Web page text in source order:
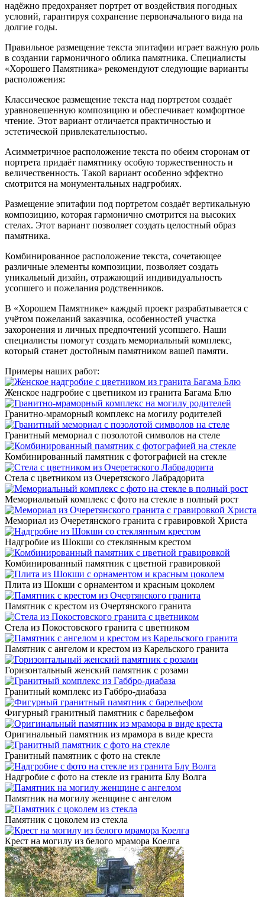
надёжно предохраняет портрет от воздействия погодных
условий, гарантируя сохранение первоначального вида на
долгие годы.
Правильное размещение текста эпитафии играет важную роль
в создании гармоничного облика памятника. Специалисты
«Хорошего Памятника» рекомендуют следующие варианты
расположения:
Классическое размещение текста над портретом создаёт
уравновешенную композицию и обеспечивает комфортное
чтение. Этот вариант отличается практичностью и
эстетической привлекательностью.
Асимметричное расположение текста по обеим сторонам от
портрета придаёт памятнику особую торжественность и
величественность. Такой вариант особенно эффектно
смотрится на монументальных надгробиях.
Размещение эпитафии под портретом создаёт вертикальную
композицию, которая гармонично смотрится на высоких
стелах. Этот вариант позволяет создать целостный образ
памятника.
Комбинированное расположение текста, сочетающее
различные элементы композиции, позволяет создать
уникальный дизайн, отражающий индивидуальность
усопшего и пожелания родственников.
В «Хорошем Памятнике» каждый проект разрабатывается с
учётом пожеланий заказчика, особенностей участка
захоронения и личных предпочтений усопшего. Наши
специалисты помогут создать мемориальный комплекс,
который станет достойным памятником вашей памяти.
Примеры наших работ:
Женское надгробие с цветником из гранита Багама Блю
Гранитно-мраморный комплекс на могилу родителей
Гранитный мемориал с позолотой символов на стеле
Комбинированный памятник с фотографией на стекле
Стела с цветником из Очеретяского Лабрадорита
Мемориальный комплекс с фото на стекле в полный рост
Мемориал из Очеретянского гранита с гравировкой Христа
Надгробие из Шокши со стеклянным крестом
Комбинированный памятник с цветной гравировкой
Плита из Шокши с орнаментом и красным цоколем
Памятник с крестом из Очертянского гранита
Стела из Покостовского гранита с цветником
Памятник с ангелом и крестом из Карельского гранита
Горизонтальный женский памятник с розами
Гранитный комплекс из Габбро-диабаза
Фигурный гранитный памятник с барельефом
Оригинальный памятник из мрамора в виде креста
Гранитный памятник с фото на стекле
Надгробие с фото на стекле из гранита Блу Волга
Памятник на могилу женщине с ангелом
Памятник с цоколем из стекла
Крест на могилу из белого мрамора Коелга